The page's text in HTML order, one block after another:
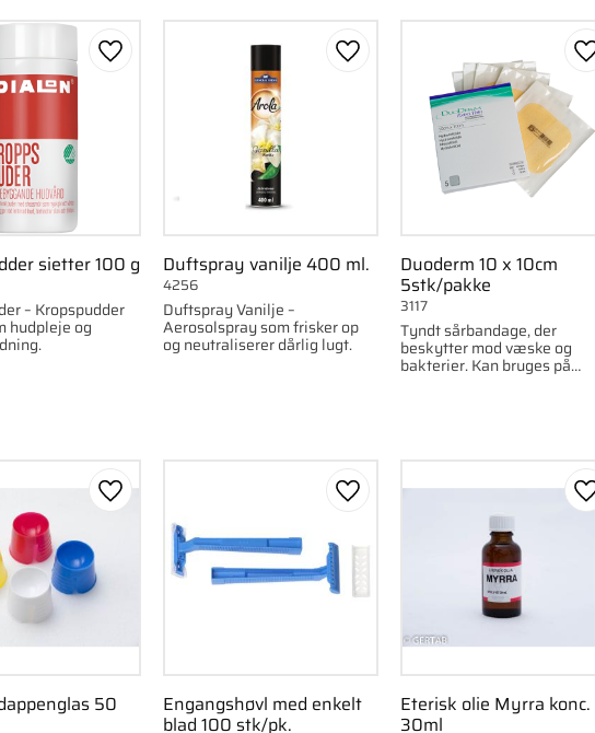
sietter 100 g
– Kropspudder
hudpleje og
Gem som favorit
Duftspray vanilje 400 ml.
Duftspray Vanilje –
Aerosolspray som frisker op
og neutraliserer dårlig lugt.
4256
Gem som favorit
Duoderm 10 x 10cm
5stk/pakke
Tyndt sårbandage, der
beskytter mod væske og
bakterier. Kan bruges på
overfladiske sår og vabler.
3117
50
Gem som favorit
Engangshøvl med enkelt
blad 100 stk/pk.
Gem som favorit
Eterisk olie Myrra konc.
30ml